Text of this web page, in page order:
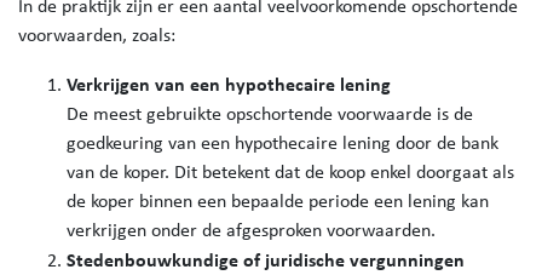
In de praktijk zijn er een aantal veelvoorkomende opschortende
voorwaarden, zoals:
Verkrijgen van een hypothecaire lening
De meest gebruikte opschortende voorwaarde is de
goedkeuring van een hypothecaire lening door de bank
van de koper. Dit betekent dat de koop enkel doorgaat als
de koper binnen een bepaalde periode een lening kan
verkrijgen onder de afgesproken voorwaarden.
Stedenbouwkundige of juridische vergunningen